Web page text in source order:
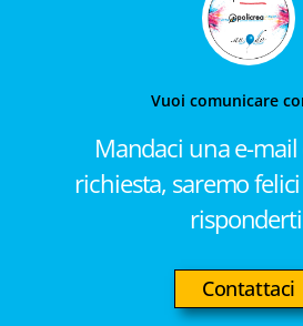
Vuoi comunicare
Mandaci una e-
richiesta, saremo
Contattaci